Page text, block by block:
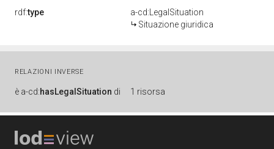
rdf:type
a-cd:LegalSituation
Situazione giuridica
RELAZIONI INVERSE
è a-cd:hasLegalSituation di 1 risorsa